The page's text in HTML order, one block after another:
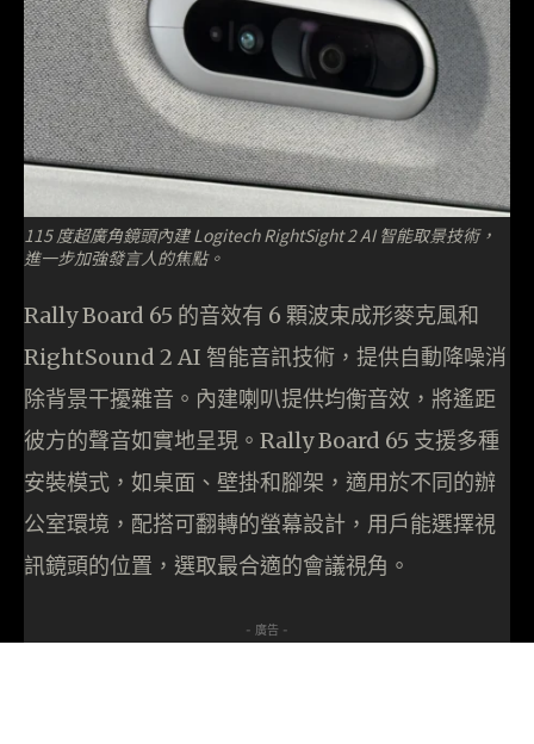
115 度超廣角鏡頭內建 Logitech RightSight 2 AI 智能取景技術，
進一步加強發言人的焦點。
Rally Board 65 的音效有 6 顆波束成形麥克風和
RightSound 2 AI 智能音訊技術，提供自動降噪消
除背景干擾雜音。內建喇叭提供均衡音效，將遙距
彼方的聲音如實地呈現。Rally Board 65 支援多種
安裝模式，如桌面、壁掛和腳架，適用於不同的辦
公室環境，配搭可翻轉的螢幕設計，用戶能選擇視
訊鏡頭的位置，選取最合適的會議視角。
- 廣告 -